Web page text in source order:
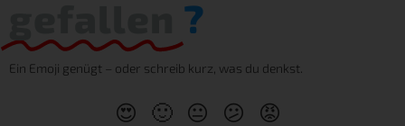
?
Ein Emoji genügt – oder schreib kurz, was du denkst.
😍 🙂 😐 😕 😡